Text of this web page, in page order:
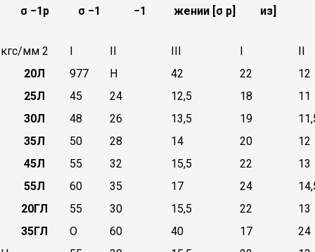
σ −1р
σ −1
−1
жении [σ р]
из]
кгс/мм 2 I II III I
II
20Л
977 Н 42 22
12
25Л
45 24 12,5 18
11
30Л
48 26 13,5 19
35Л
50 28 14 20
12
45Л
55 32 15,5 22
13
55Л
60 35 17 24
20ГЛ
55 30 15,5 22
13
35ГЛ
О 60 40 17
24